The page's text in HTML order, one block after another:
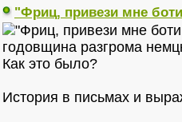
"Фриц, привези мне
годовщина разгрома
Как это было?
История в письмах и